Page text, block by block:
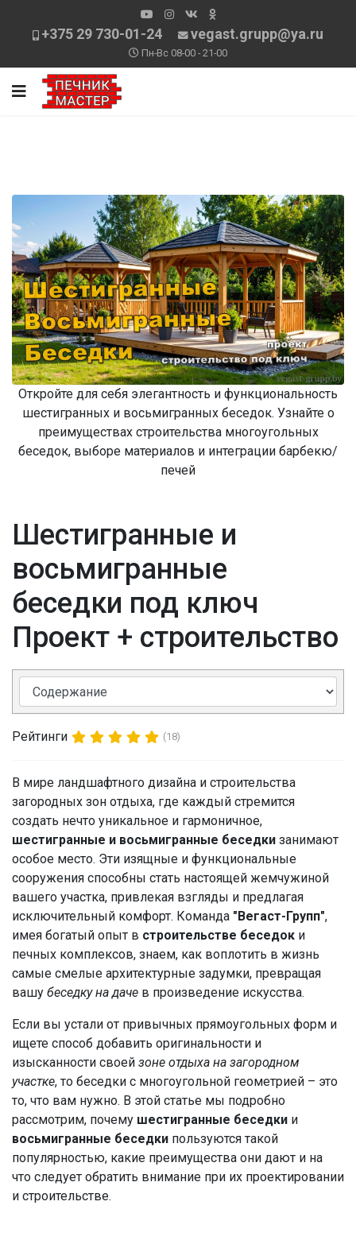
+375 29 730-01-24 vegast.grupp@ya.ru
Пн-Вс 08-00 - 21-00
Откройте для себя элегантность и функциональность
шестигранных и восьмигранных беседок. Узнайте о
преимуществах строительства многоугольных
беседок, выборе материалов и интеграции барбекю/
печей
Шестигранные и
восьмигранные
беседки под ключ
Проект + строительство
Рейтинги (18)
В мире ландшафтного дизайна и строительства
загородных зон отдыха, где каждый стремится
создать нечто уникальное и гармоничное,
шестигранные и восьмигранные беседки занимают
особое место. Эти изящные и функциональные
сооружения способны стать настоящей жемчужиной
вашего участка, привлекая взгляды и предлагая
исключительный комфорт. Команда "Вегаст-Групп",
имея богатый опыт в строительстве беседок и
печных комплексов, знаем, как воплотить в жизнь
самые смелые архитектурные задумки, превращая
вашу беседку на даче в произведение искусства.
Если вы устали от привычных прямоугольных форм и
ищете способ добавить оригинальности и
изысканности своей зоне отдыха на загородном
участке, то беседки с многоугольной геометрией – это
то, что вам нужно. В этой статье мы подробно
рассмотрим, почему шестигранные беседки и
восьмигранные беседки пользуются такой
популярностью, какие преимущества они дают и на
что следует обратить внимание при их проектировании
и строительстве.